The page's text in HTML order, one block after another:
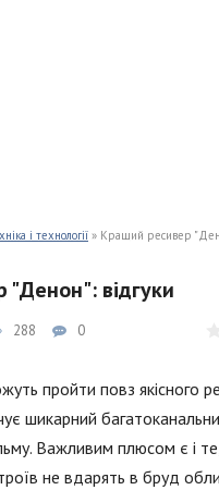
і технології » Кращий ресивер
відгуки
288 0
пройти повз якісного
шикарний
Важливим плюсом є і
не вдарять в бруд